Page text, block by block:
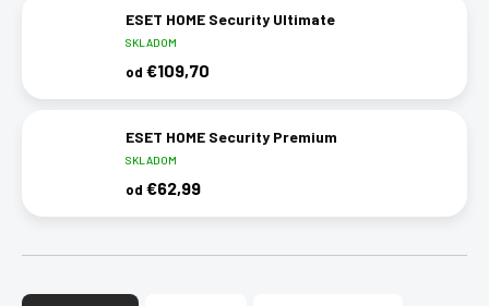
ESET HOME Security Ultimate
SKLADOM
od €109,70
ESET HOME Security Premium
SKLADOM
od €62,99
R